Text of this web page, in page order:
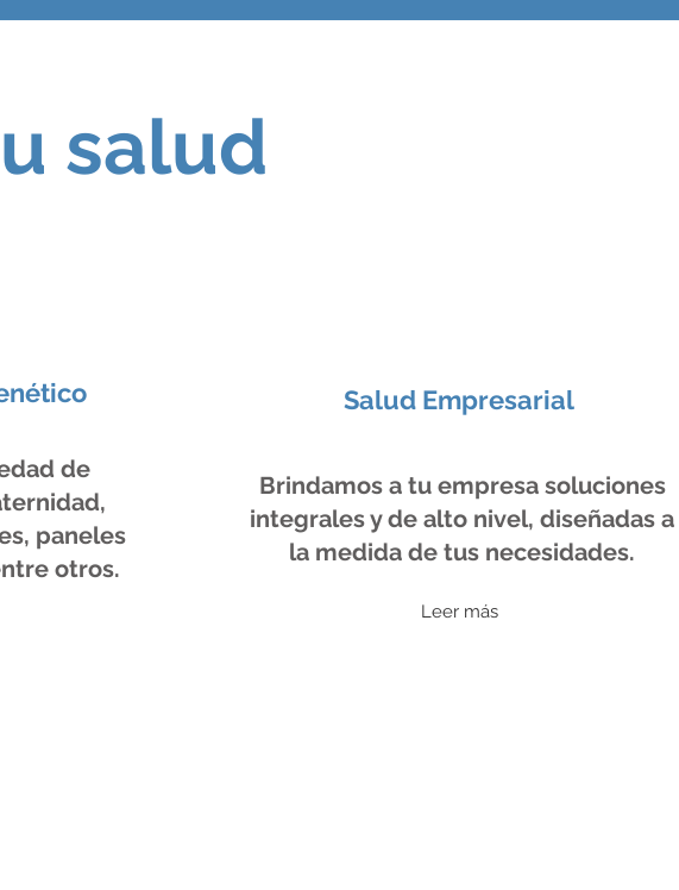
salud
de
paneles
otros.
Salud Empresarial
Brindamos a tu empresa soluciones
integrales y de alto nivel, diseñadas a
la medida de tus necesidades.
Leer más